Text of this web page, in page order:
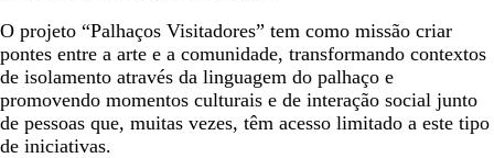
O projeto “Palhaços Visitadores” tem como missão criar
pontes entre a arte e a comunidade, transformando contextos
de isolamento através da linguagem do palhaço e
promovendo momentos culturais e de interação social junto
de pessoas que, muitas vezes, têm acesso limitado a este tipo
de iniciativas.